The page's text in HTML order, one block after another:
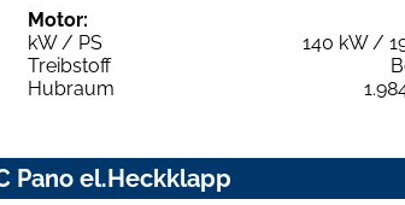
Motor:
kW / PS
140 kW /
Treibstoff
Hubraum
Pano el.Heckklapp